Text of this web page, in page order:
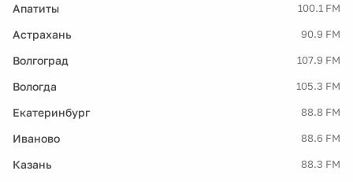
Апатиты 100.1 FM
Астрахань 90.9 FM
Волгоград 107.9 FM
Вологда 105.3 FM
Екатеринбург 88.8 FM
Иваново 88.6 FM
Казань 88.3 FM